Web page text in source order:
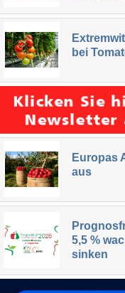
bei
Europas
aus
5,5 %
sinken